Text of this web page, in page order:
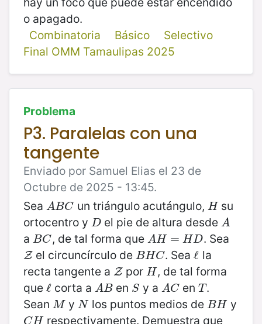
o apagado.
Combinatoria
Básico
Selectivo
Final OMM Tamaulipas 2025
Problema
P3. Paralelas con una
tangente
Enviado por Samuel Elias el 23 de
Octubre de 2025 - 13:45.
Sea ABC
ABC un triángulo acutángulo, H
Hsu
ortocentro y D
Del pie de altura desde A
A
a BC
BC , de tal forma que AH = HD
AH= HD . Sea
Z
Zel circuncírculo de BHC
BHC . Seaℓ
ℓ la
recta tangente a Z
Zpor H
H, de tal forma
que ℓ
ℓ corta aAB
AB en S
S y aAC
AC enT
T.
Sean M
M yN
N los puntos medios deBH
BH y
CHrespectivamente. Demuestra que